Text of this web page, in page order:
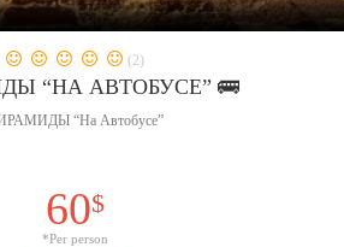
(2)
“НА АВТОБУСЕ” 🚌
“На Автобусе”
60$
*Per person